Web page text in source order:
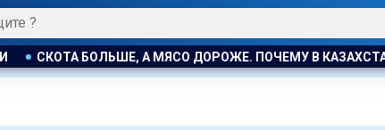
СКОТА БОЛЬШЕ, А МЯСО ДОРОЖЕ. ПОЧЕМУ В КАЗАХСТАНЕ